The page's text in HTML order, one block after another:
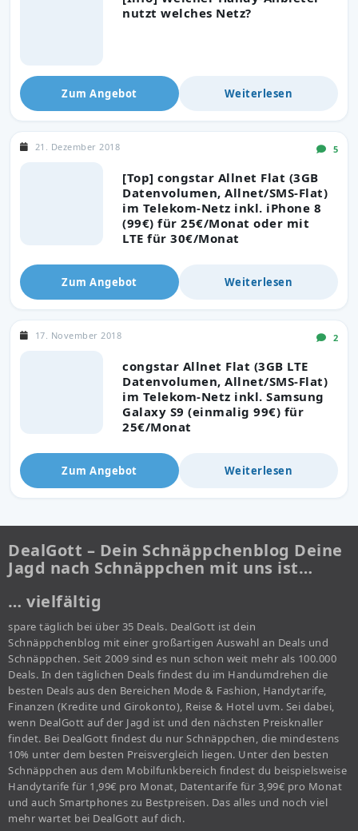
nutzt welches Netz?
Zum Angebot Weiterlesen
[Top] congstar Allnet Flat (3GB
Datenvolumen, Allnet/SMS-Flat)
im Telekom-Netz inkl. iPhone 8
(99€) für 25€/Monat oder mit
LTE für 30€/Monat
21. Dezember 2018 5
Zum Angebot Weiterlesen
congstar Allnet Flat (3GB LTE
Datenvolumen, Allnet/SMS-Flat)
im Telekom-Netz inkl. Samsung
Galaxy S9 (einmalig 99€) für
25€/Monat
17. November 2018 2
Zum Angebot Weiterlesen
DealGott – Dein Schnäppchenblog Deine
Jagd nach Schnäppchen mit uns ist…
… vielfältig
spare täglich bei über 35 Deals. DealGott ist dein
Schnäppchenblog mit einer großartigen Auswahl an Deals und
Schnäppchen. Seit 2009 sind es nun schon weit mehr als 100.000
Deals. In den täglichen Deals findest du im Handumdrehen die
besten Deals aus den Bereichen Mode & Fashion, Handytarife,
Finanzen (Kredite und Girokonto), Reise & Hotel uvm. Sei dabei,
wenn DealGott auf der Jagd ist und den nächsten Preisknaller
findet. Bei DealGott findest du nur Schnäppchen, die mindestens
10% unter dem besten Preisvergleich liegen. Unter den besten
Schnäppchen aus dem Mobilfunkbereich findest du beispielsweise
Handytarife für 1,99€ pro Monat, Datentarife für 3,99€ pro Monat
und auch Smartphones zu Bestpreisen. Das alles und noch viel
mehr wartet bei DealGott auf dich.